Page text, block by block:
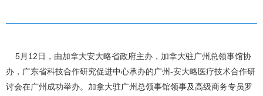
5月12日，由加拿大安大略省政府主办，加拿大驻广州总领事馆协
办，广东省科技合作研究促进中心承办的广州-安大略医疗技术合作研
讨会在广州成功举办。加拿大驻广州总领事馆领事及高级商务专员罗